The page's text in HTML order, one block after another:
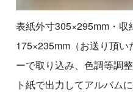
表紙外寸305×295mm・収
175×235mm（お送り頂
ーで取り込み、色調等調
ト紙で出力してアルバム